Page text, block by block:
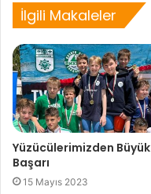
İlgili Makaleler
Yüzücülerimizden Büyük
Başarı
15 Mayıs 2023